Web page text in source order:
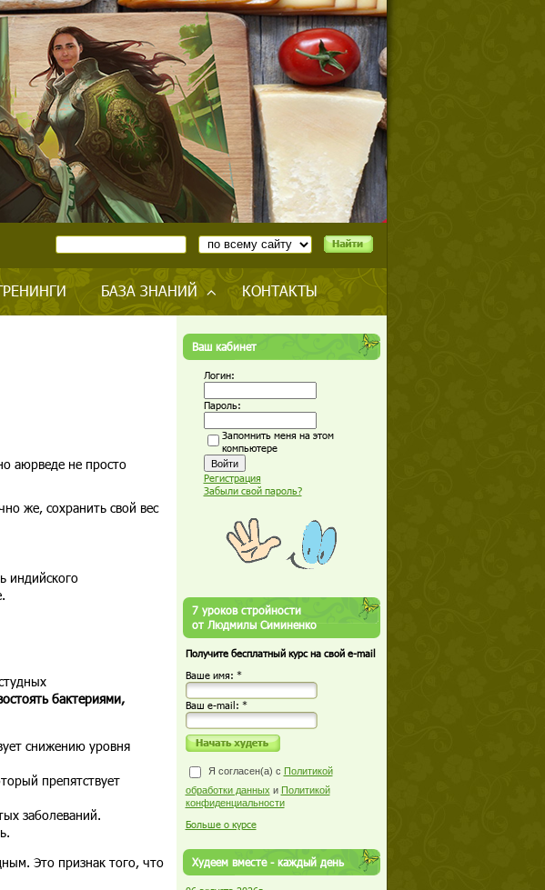
БАЗА ЗНАНИЙ КОНТАКТЫ
аюрведе не просто
же, сохранить свой вес
индийского
бактериями,
снижению уровня
препятствует
заболеваний.
Это признак того, что
Ваш кабинет
Логин:
Пароль:
Запомнить меня на этом
компьютере
Регистрация
Забыли свой пароль?
7 уроков стройности
от Людмилы Симиненко
Получите бесплатный курс на свой e-mail
Ваше имя: *
Ваш е-mail: *
Я согласен(а) с Политикой
обработки данных и Политикой
конфиденциальности
Больше о курсе
Худеем вместе - каждый день